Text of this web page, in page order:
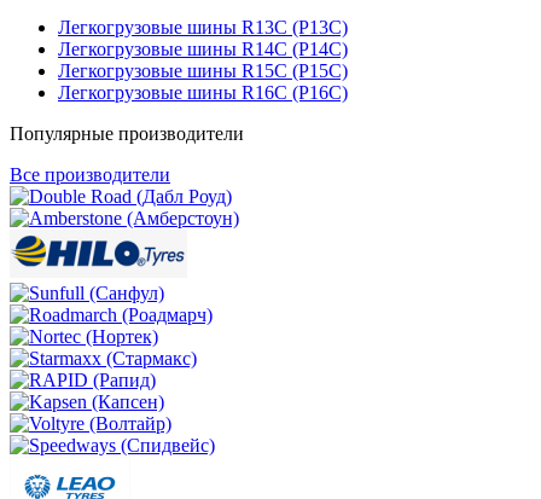
Легкогрузовые шины R13C (Р13С)
Легкогрузовые шины R14C (Р14С)
Легкогрузовые шины R15C (Р15С)
Легкогрузовые шины R16C (Р16С)
Популярные производители
Все производители